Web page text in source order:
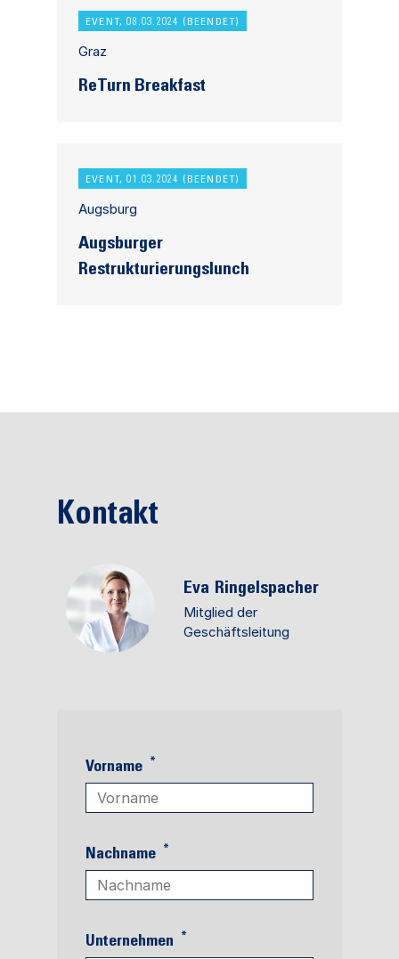
EVENT, 08.03.2024 (BEENDET)
Graz
ReTurn Breakfast
EVENT, 01.03.2024 (BEENDET)
Augsburg
Augsburger
Restrukturierungslunch
Kontakt
Eva Ringelspacher
Mitglied der
Geschäftsleitung
Vorname *
Nachname *
Unternehmen *